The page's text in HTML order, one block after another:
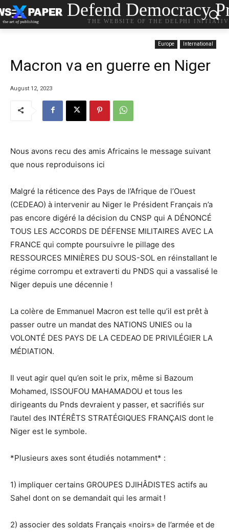
Defend Democracy
THE WEBSITE OF THE DELPHI
Europe International
Macron va en guerre en Niger
August 12, 2023
Nous avons recu des amis Africains le message suivant
que nous reproduisons ici
Malgré la réticence des Pays de l’Afrique de l’Ouest
(CEDEAO) à intervenir au Niger le Président Français n’a
pas encore digéré la décision du CNSP qui A DÉNONCÉ
TOUS LES ACCORDS DE DÉFENSE MILITAIRES AVEC LA
FRANCE qui compte poursuivre le pillage des
RESSOURCES MINIÈRES DU SOUS-SOL en réinstallant le
régime corrompu et extraverti du PNDS qui a vassalisé le
Niger depuis une décennie !
La colère de Emmanuel Macron est telle qu’il est prêt à
passer outre un mandat des NATIONS UNIES ou la
VOLONTÉ DES PAYS DE LA CEDEAO DE PRIVILÉGIER LA
MÉDIATION.
Il veut agir quel qu’en soit le prix, même si Bazoum
Mohamed, ISSOUFOU MAHAMADOU et tous les
dirigeants du Pnds devraient y passer, et sacrifiés sur
l’autel des INTÉRÊTS STRATÉGIQUES FRANÇAIS dont le
Niger est le symbole.
*Plusieurs axes sont étudiés notamment* :
1) impliquer certains GROUPES DJIHÂDISTES actifs au
Sahel dont on se demandait qui les armait !
2) associer des soldats Français «noirs» de l’armée et de